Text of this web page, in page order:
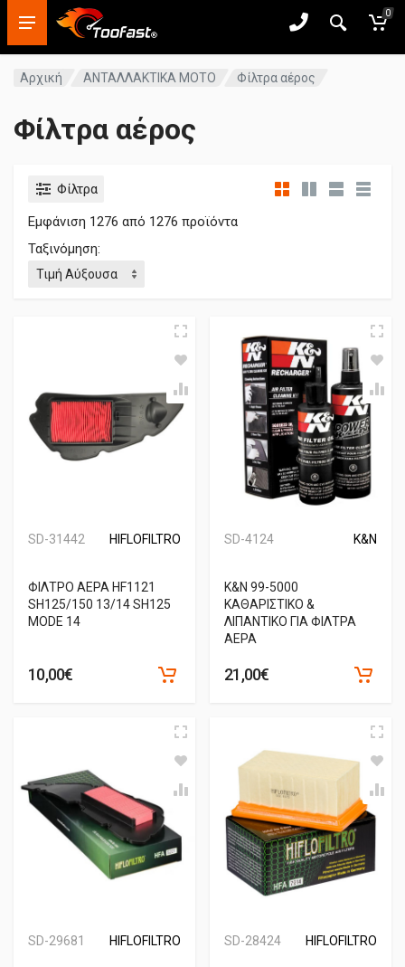
0
Αρχική ΑΝΤΑΛΛΑΚΤΙΚΑ ΜΟΤΟ Φίλτρα αέρος
Φίλτρα αέρος
Φίλτρα
Εμφάνιση 1276 από 1276 προϊόντα
Ταξινόμηση:
SD-31442 HIFLOFILTRO
ΦΙΛΤΡΟ ΑΕΡΑ HF1121
SH125/150 13/14 SH125
MODE 14
10,00€
SD-4124 K&N
K&N 99-5000
KΑΘΑΡΙΣΤΙΚΟ &
ΛΙΠΑΝΤΙΚΟ ΓΙΑ ΦΙΛΤΡΑ
ΑΕΡΑ
21,00€
SD-29681 HIFLOFILTRO SD-28424 HIFLOFILTRO